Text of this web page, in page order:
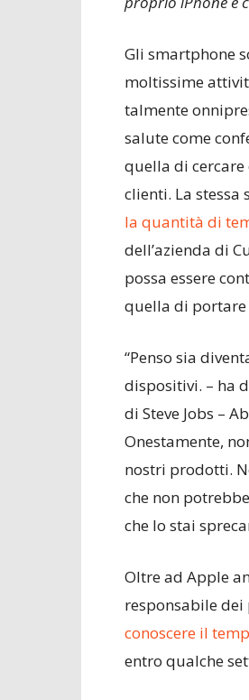
Gli smartphone
moltissime
talmente
salute come
quella di
clienti. La stessa
la quantità di
dell’azienda di
possa essere
quella di
“Penso sia
dispositivi. – ha
di Steve Jobs –
Onestamente,
nostri prodotti.
che non
che lo stai
Oltre ad Apple
responsabile
conoscere il
entro qualche